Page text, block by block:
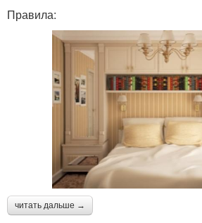
Правила:
читать дальше →